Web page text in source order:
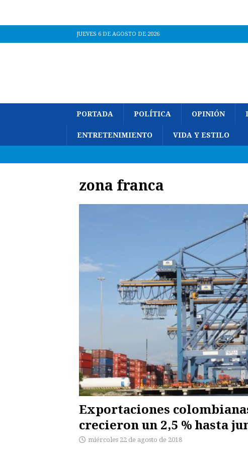
JUEVES 6 DE AGOSTO DE 2026
PORTADA POLÍTICA OPINIÓN
ENTRETENIMIENTO VIDA Y ESTILO
zona franca
Exportaciones
crecieron un 2,5 % hasta
miércoles 22 de agosto de 2018